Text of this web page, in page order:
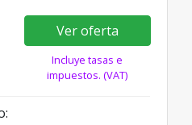
Ver oferta
Incluye tasas e
impuestos. (VAT)